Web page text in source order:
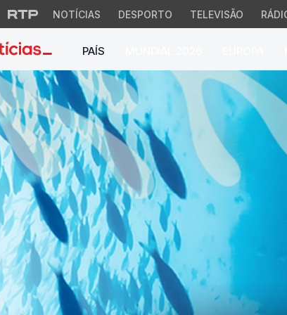
NOTÍCIAS DESPORTO TELEVISÃO
PAÍS
Mirpuri e